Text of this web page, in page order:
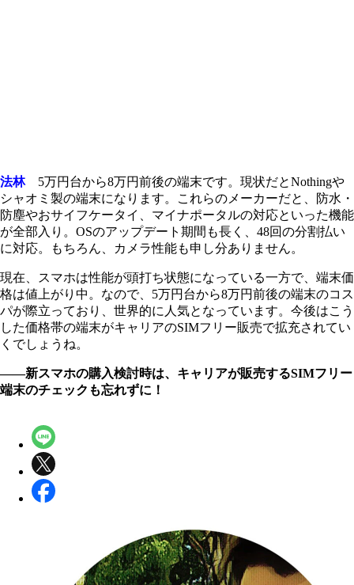
法林5万円台から8万円前後の端末です。現状だとNothingや
シャオミ製の端末になります。これらのメーカーだと、防水・
防塵やおサイフケータイ、マイナポータルの対応といった機能
が全部入り。OSのアップデート期間も長く、48回の分割払い
に対応。もちろん、カメラ性能も申し分ありません。
現在、スマホは性能が頭打ち状態になっている一方で、端末価
格は値上がり中。なので、5万円台から8万円前後の端末のコス
パが際立っており、世界的に人気となっています。今後はこう
した価格帯の端末がキャリアのSIMフリー販売で拡充されてい
くでしょうね。
――新スマホの購入検討時は、キャリアが販売するSIMフリー
端末のチェックも忘れずに！